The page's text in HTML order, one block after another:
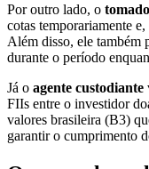
Por outro lado, o
cotas temporariamente
Além disso, ele também
durante o período
Já o agente custodiante
FIIs entre o investidor
valores brasileira (B3)
garantir o cumprimento